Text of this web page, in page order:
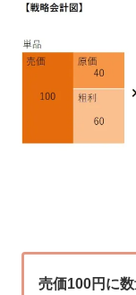
売価100円に